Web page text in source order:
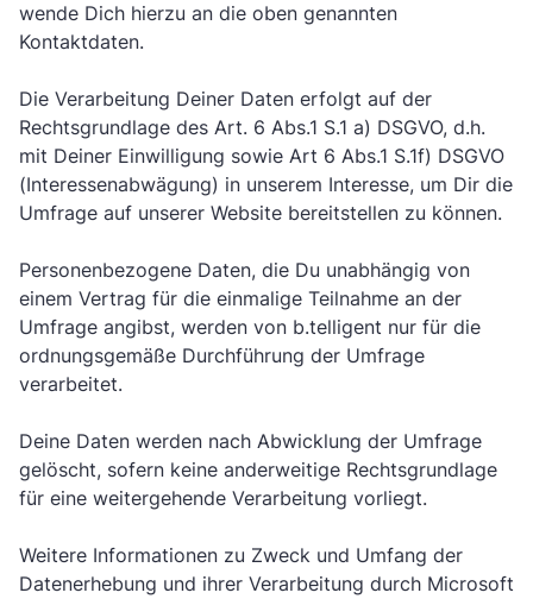
wende Dich hierzu an die oben genannten
Kontaktdaten.
Die Verarbeitung Deiner Daten erfolgt auf der
Rechtsgrundlage des Art. 6 Abs.1 S.1 a) DSGVO, d.h.
mit Deiner Einwilligung sowie Art 6 Abs.1 S.1f) DSGVO
(Interessenabwägung) in unserem Interesse, um Dir die
Umfrage auf unserer Website bereitstellen zu können.
Personenbezogene Daten, die Du unabhängig von
einem Vertrag für die einmalige Teilnahme an der
Umfrage angibst, werden von b.telligent nur für die
ordnungsgemäße Durchführung der Umfrage
verarbeitet.
Deine Daten werden nach Abwicklung der Umfrage
gelöscht, sofern keine anderweitige Rechtsgrundlage
für eine weitergehende Verarbeitung vorliegt.
Weitere Informationen zu Zweck und Umfang der
Datenerhebung und ihrer Verarbeitung durch Microsoft